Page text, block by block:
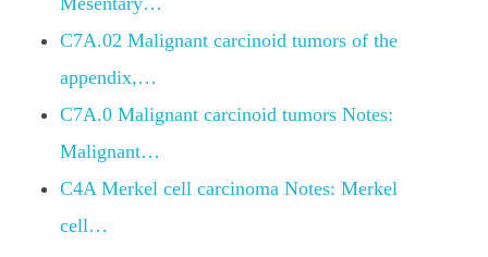
C7A.02 Malignant carcinoid tumors of the
appendix,…
C7A.0 Malignant carcinoid tumors Notes:
Malignant…
C4A Merkel cell carcinoma Notes: Merkel
cell…